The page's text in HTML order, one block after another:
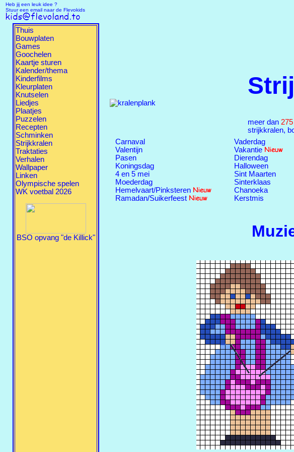
Heb jij een leuk idee ?
Stuur een email naar de Flevokids
Thuis
Bouwplaten
Games
Goochelen
Kaartje sturen
Kalender/thema
Kinderfilms
Kleurplaten
Knutselen
Liedjes
Plaatjes
Puzzelen
Recepten
Schminken
Strijkkralen
Traktaties
Verhalen
Wallpaper
Linken
Olympische spelen
WK voetbal 2026
BSO opvang "de Killick"
meer dan 275
strijkkralen,
Carnaval
Valentijn
Pasen
Koningsdag
4 en 5 mei
Moederdag
Hemelvaart/Pinksteren
Ramadan/Suikerfeest
Vaderdag
Vakantie
Dierendag
Halloween
Sint Maarten
Sinterklaas
Chanoeka
Kerstmis